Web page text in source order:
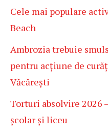
Cele mai populare
Beach
Ambrozia trebuie
pentru acțiune de
Văcărești
Torturi absolvire 2026
școlar și liceu